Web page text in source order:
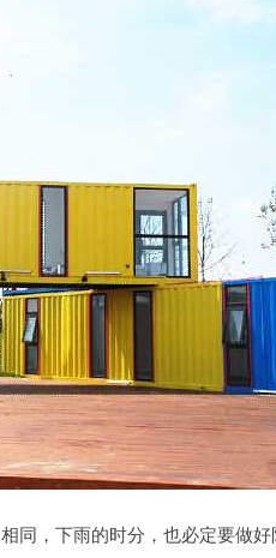
同，下雨的时分，也必定要做